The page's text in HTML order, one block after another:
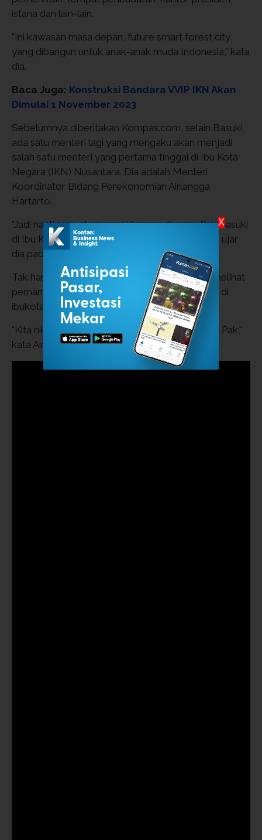
istana dan lain-lain.
"Ini kawasan masa depan, future smart forest city
yang dibangun untuk anak-anak muda Indonesia," kata
dia.
Baca Juga: Konstruksi Bandara VVIP IKN Akan
Dimulai 1 November 2023
Sebelumnya diberitakan Kompas.com, selain Basuki,
ada satu menteri lagi yang mengaku akan menjadi
salah satu menteri yang pertama tinggal di Ibu Kota
Negara (IKN) Nusantara. Dia adalah Menteri
Koordinator Bidang Perekonomian Airlangga
Hartarto.
"Jadi nanti saya akan ngopi bareng dengan Pak Basuki
di Ibu Kota Negara (IKN) saat selesai pertama," ujar
dia pada akhir Juli 2023 lalu.
Tak hanya itu, Airlangga juga berkelakar akan melihat
pemandangan bersama dengan Menteri PUPR di
ibukota baru itu.
"Kita nikmati bulan-bulan menjelang Agustus ya Pak,"
kata Airlangga.
X